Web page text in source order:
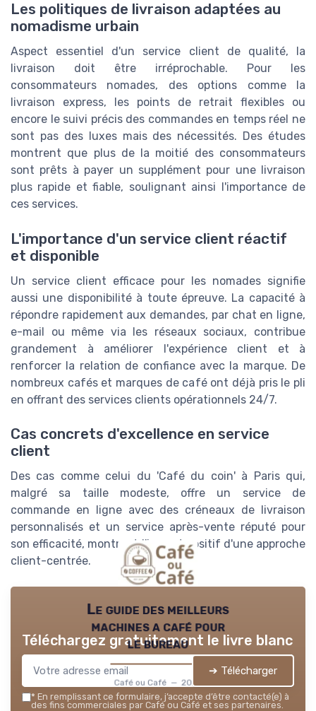
Les politiques de livraison adaptées au
nomadisme urbain
Aspect essentiel d'un service client de qualité, la
livraison doit être irréprochable. Pour les
consommateurs nomades, des options comme la
livraison express, les points de retrait flexibles ou
encore le suivi précis des commandes en temps réel ne
sont pas des luxes mais des nécessités. Des études
montrent que plus de la moitié des consommateurs
sont prêts à payer un supplément pour une livraison
plus rapide et fiable, soulignant ainsi l'importance de
ces services.
L'importance d'un service client réactif
et disponible
Un service client efficace pour les nomades signifie
aussi une disponibilité à toute épreuve. La capacité à
répondre rapidement aux demandes, par chat en ligne,
e-mail ou même via les réseaux sociaux, contribue
grandement à améliorer l'expérience client et à
renforcer la relation de confiance avec la marque. De
nombreux cafés et marques de café ont déjà pris le pli
en offrant des services clients opérationnels 24/7.
Cas concrets d'excellence en service
client
Des cas comme celui du 'Café du coin' à Paris qui,
malgré sa taille modeste, offre un service de
commande en ligne avec des créneaux de livraison
personnalisés et un service après-vente réputé pour
son efficacité, montrent l'impact positif d'une approche
client-centrée.
Le guide des meilleurs
machines a café pour
le bureau
Café ou Café — 2026
Téléchargez gratuitement le livre blanc
➔ Télécharger
* En remplissant ce formulaire, j’accepte d’être contacté(e) à
des fins commerciales par Café ou Café et ses partenaires.